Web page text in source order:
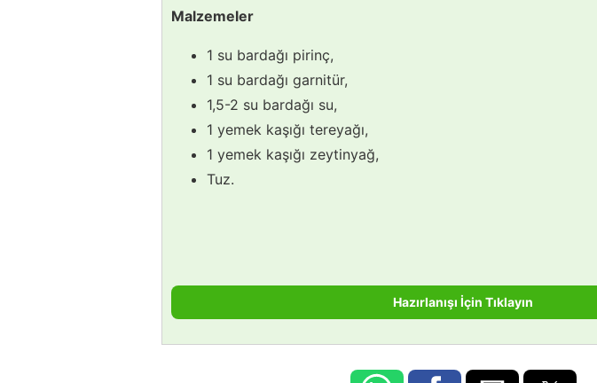
Malzemeler
1 su bardağı pirinç,
1 su bardağı garnitür,
1,5-2 su bardağı su,
1 yemek kaşığı tereyağı,
1 yemek kaşığı zeytinyağ,
Tuz.
Hazırlanışı İçin Tıklayın